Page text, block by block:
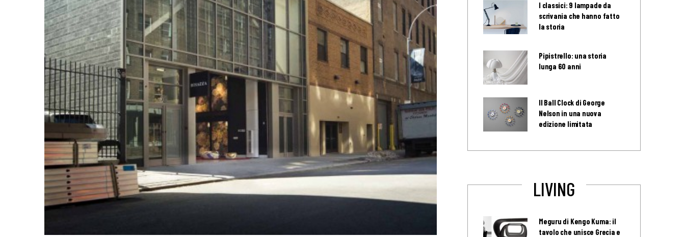
I classici: 9 lampade da
scrivania che hanno fatto
la storia
Pipistrello: una storia
lunga 60 anni
Il Ball Clock di George
Nelson in una nuova
edizione limitata
LIVING
Meguru di Kengo Kuma: il
tavolo che unisce Grecia e